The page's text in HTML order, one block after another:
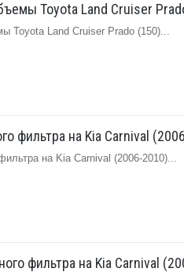
Toyota Land Cruiser
Toyota Land Cruiser Prado (150)...
фильтра на Kia Carnival
на Kia Carnival (2006-2010)...
фильтра на Kia Carnival